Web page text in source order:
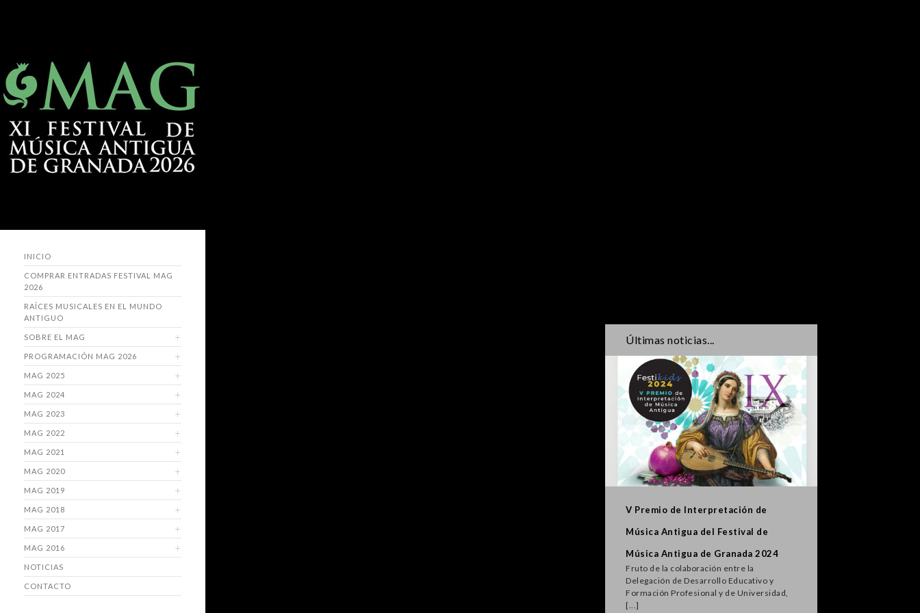
INICIO
COMPRAR ENTRADAS FESTIVAL MAG
2026
RAÍCES MUSICALES EN EL MUNDO
ANTIGUO
SOBRE EL MAG
PROGRAMACIÓN MAG 2026
MAG 2025
MAG 2024
MAG 2023
MAG 2022
MAG 2021
MAG 2020
MAG 2019
MAG 2018
MAG 2017
MAG 2016
NOTICIAS
CONTACTO
Últimas noticias...
V Premio de Interpretación de
Música Antigua del Festival de
Música Antigua de Granada 2024
Fruto de la colaboración entre la
Delegación de Desarrollo Educativo y
Formación Profesional y de Universidad,
[...]